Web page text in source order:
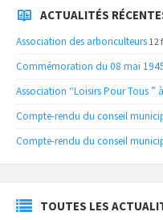
ACTUALITÉS
Association des arboriculteurs 12
Commémoration du 08 mai
Association “Loisirs Pour Tous ”
Compte-rendu du conseil
Compte-rendu du conseil
TOUTES LES